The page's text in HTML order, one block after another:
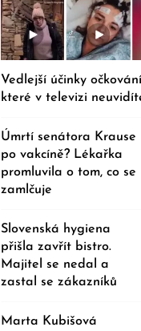
Vedlejší účinky
které v televizi
Úmrtí senátora Krause
po vakcíně? Lékařka
promluvila o tom, co se
zamlčuje
Slovenská hygiena
přišla zavřít bistro.
Majitel se nedal a
zastal se zákazníků
Marta Kubišová